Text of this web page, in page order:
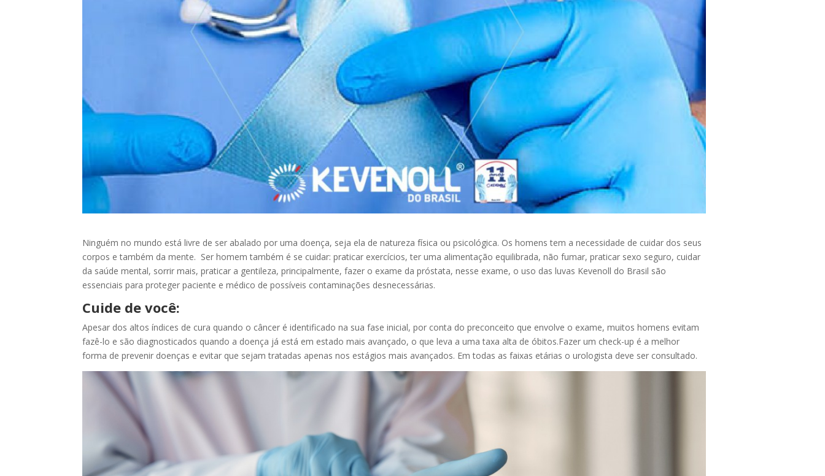
Ninguém no mundo está livre de ser abalado por uma doença, seja ela de natureza física ou psicológica. Os homens tem a necessidade de cuidar dos seus
corpos e também da mente. Ser homem também é se cuidar: praticar exercícios, ter uma alimentação equilibrada, não fumar, praticar sexo seguro, cuidar
da saúde mental, sorrir mais, praticar a gentileza, principalmente, fazer o exame da próstata, nesse exame, o uso das luvas Kevenoll do Brasil são
essenciais para proteger paciente e médico de possíveis contaminações desnecessárias.
Cuide de você:
Apesar dos altos índices de cura quando o câncer é identificado na sua fase inicial, por conta do preconceito que envolve o exame, muitos homens evitam
fazê-lo e são diagnosticados quando a doença já está em estado mais avançado, o que leva a uma taxa alta de óbitos.Fazer um check-up é a melhor
forma de prevenir doenças e evitar que sejam tratadas apenas nos estágios mais avançados. Em todas as faixas etárias o urologista deve ser consultado.